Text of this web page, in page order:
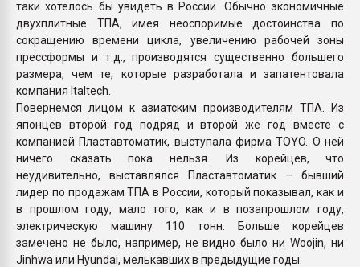
таки хотелось бы увидеть в России. Обычно экономичные
двухплитные ТПА, имея неоспоримые достоинства по
сокращению времени цикла, увеличению рабочей зоны
прессформы и т.д., производятся существенно большего
размера, чем те, которые разработала и запатентовала
компания Italtech.
Повернемся лицом к азиатским производителям ТПА. Из
японцев второй год подряд и второй же год вместе с
компанией Пластавтоматик, выступала фирма TOYO. О ней
ничего сказать пока нельзя. Из корейцев, что
неудивительно, выставлялся Пластавтоматик – бывший
лидер по продажам ТПА в России, который показывал, как и
в прошлом году, мало того, как и в позапрошлом году,
электрическую машину 110 тонн. Больше корейцев
замечено не было, например, не видно было ни Woojin, ни
Jinhwa или Hyundai, мелькавших в предыдущие годы.